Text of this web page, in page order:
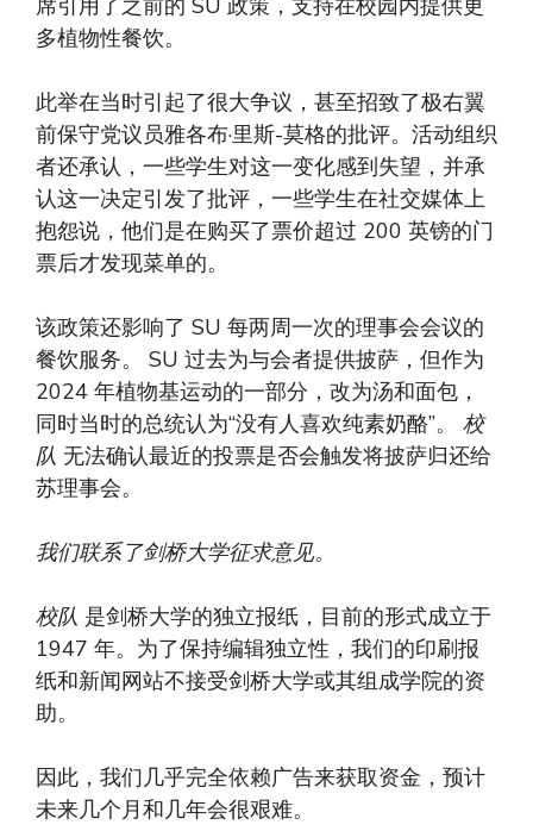
席引用了之前的 SU 政策，支持在校园内提供更
多植物性餐饮。
此举在当时引起了很大争议，甚至招致了极右翼
前保守党议员雅各布·里斯-莫格的批评。活动组织
者还承认，一些学生对这一变化感到失望，并承
认这一决定引发了批评，一些学生在社交媒体上
抱怨说，他们是在购买了票价超过 200 英镑的门
票后才发现菜单的。
该政策还影响了 SU 每两周一次的理事会会议的
餐饮服务。 SU 过去为与会者提供披萨，但作为
2024 年植物基运动的一部分，改为汤和面包，
同时当时的总统认为“没有人喜欢纯素奶酪”。 校
队 无法确认最近的投票是否会触发将披萨归还给
苏理事会。
我们联系了剑桥大学征求意见。
校队 是剑桥大学的独立报纸，目前的形式成立于
1947 年。为了保持编辑独立性，我们的印刷报
纸和新闻网站不接受剑桥大学或其组成学院的资
助。
因此，我们几乎完全依赖广告来获取资金，预计
未来几个月和几年会很艰难。